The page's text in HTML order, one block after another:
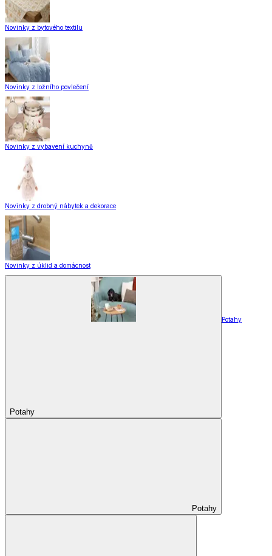
Novinky z bytového textilu
Novinky z ložního povlečení
Novinky z vybavení kuchyně
Novinky z drobný nábytek a dekorace
Novinky z úklid a domácnost
Potahy
Potahy
Potahy